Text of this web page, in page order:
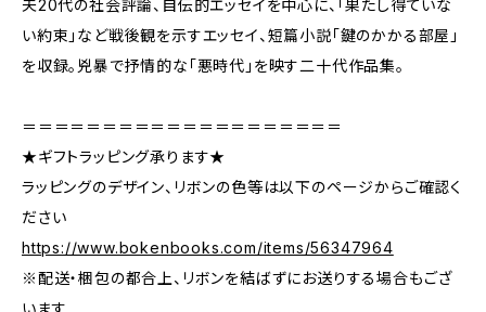
夫20代の社会評論、自伝的エッセイを中心に、「果たし得ていな
い約束」など戦後観を示すエッセイ、短篇小説「鍵のかかる部屋」
を収録。兇暴で抒情的な「悪時代」を映す二十代作品集。
＝＝＝＝＝＝＝＝＝＝＝＝＝＝＝＝＝＝＝＝
★ギフトラッピング承ります★
ラッピングのデザイン、リボンの色等は以下のページからご確認く
ださい
https://www.bokenbooks.com/items/56347964
※配送・梱包の都合上、リボンを結ばずにお送りする場合もござ
います